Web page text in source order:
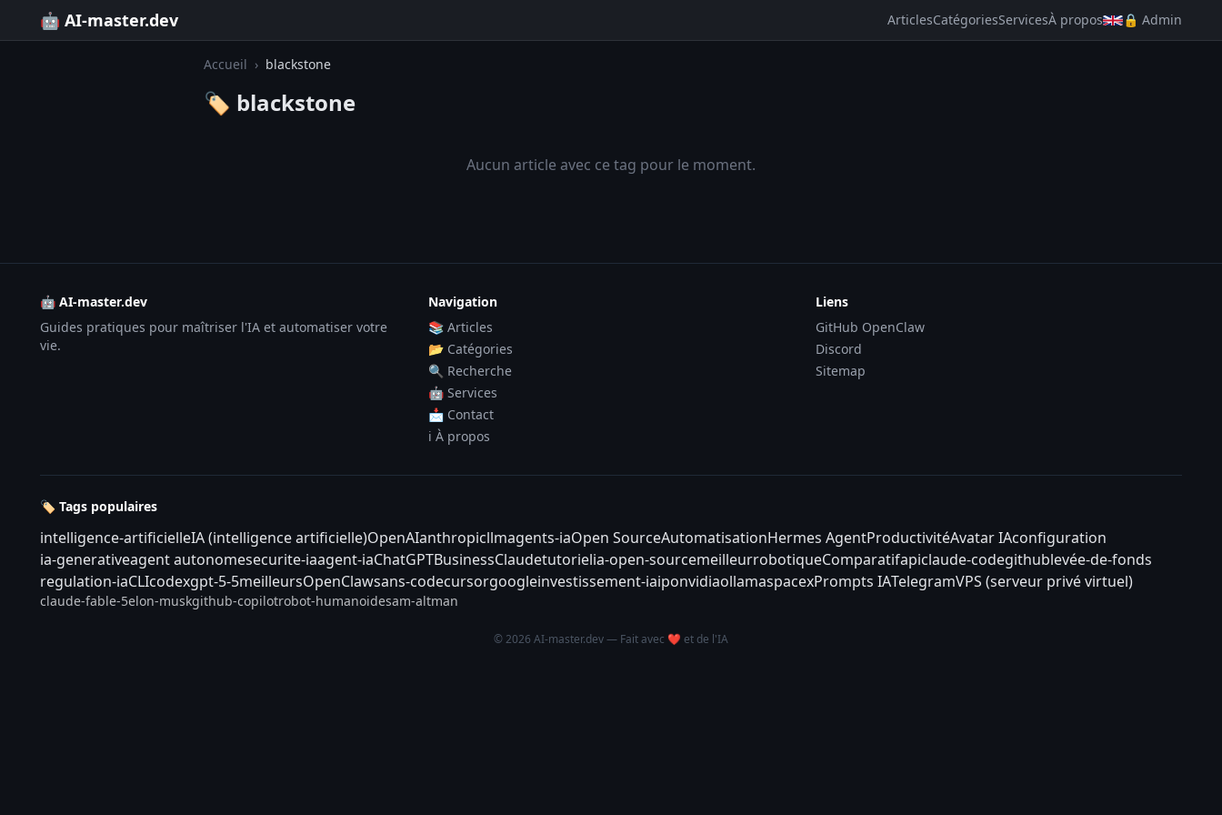
🤖 AI-master.dev ArticlesCatégoriesServicesÀ propos 🔒 Admin
Accueil › blackstone
🏷️ blackstone
Aucun article avec ce tag pour le moment.
🤖 AI-master.dev
Guides pratiques pour maîtriser l'IA et automatiser votre
vie.
Navigation
📚 Articles
📂 Catégories
🔍 Recherche
🤖 Services
📩 Contact
ℹ️ À propos
Liens
GitHub OpenClaw
Discord
Sitemap
🏷️ Tags populaires
intelligence-artificielleIA (intelligence artificielle)OpenAIanthropicllmagents-iaOpen SourceAutomatisationHermes AgentProductivitéAvatar IAconfiguration
ia-generativeagent autonomesecurite-iaagent-iaChatGPTBusinessClaudetutorielia-open-sourcemeilleurrobotiqueComparatifapiclaude-codegithublevée-de-fonds
regulation-iaCLIcodexgpt-5-5meilleursOpenClawsans-codecursorgoogleinvestissement-iaiponvidiaollamaspacexPrompts IATelegramVPS (serveur privé virtuel)
claude-fable-5elon-muskgithub-copilotrobot-humanoidesam-altman
© 2026 AI-master.dev — Fait avec ❤️ et de l'IA